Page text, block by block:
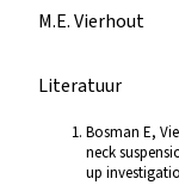
M.E. Vierhout
Literatuur
Bosman E,
neck
up